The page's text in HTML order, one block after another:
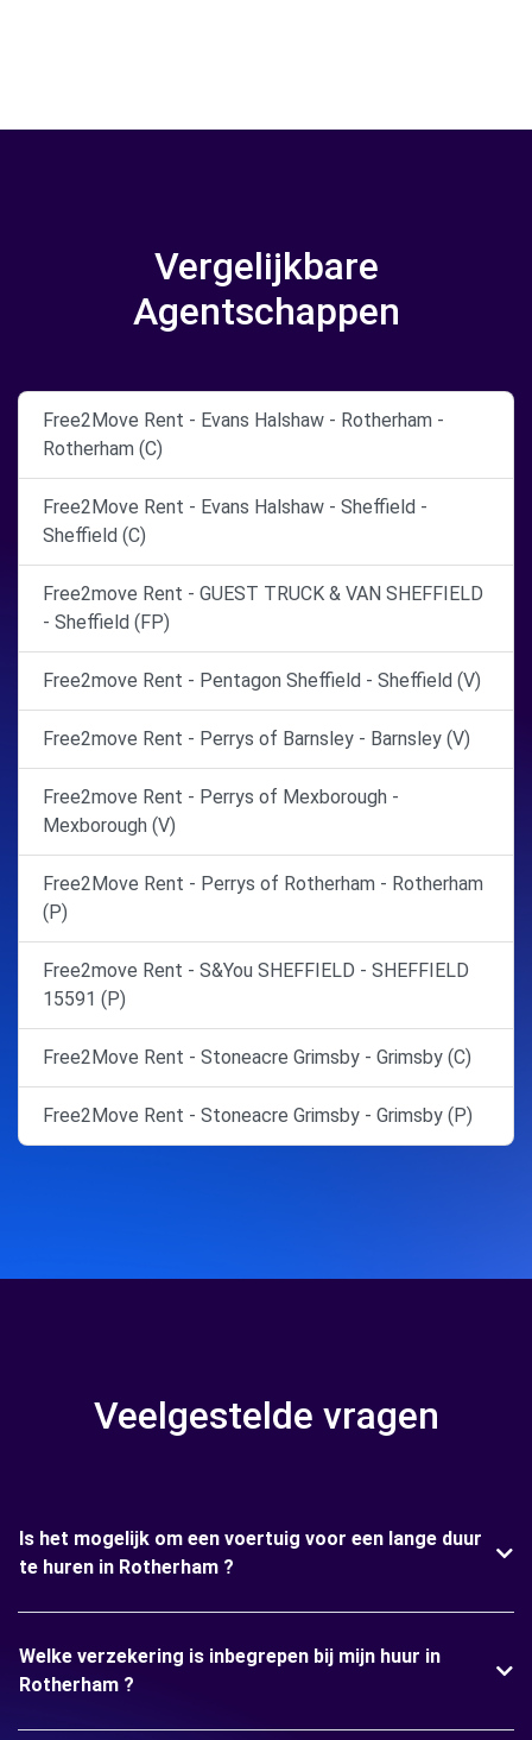
Vergelijkbare
Agentschappen
Free2Move Rent - Evans Halshaw - Rotherham -
Rotherham (C)
Free2Move Rent - Evans Halshaw - Sheffield -
Sheffield (C)
Free2move Rent - GUEST TRUCK & VAN SHEFFIELD
- Sheffield (FP)
Free2move Rent - Pentagon Sheffield - Sheffield (V)
Free2move Rent - Perrys of Barnsley - Barnsley (V)
Free2move Rent - Perrys of Mexborough -
Mexborough (V)
Free2Move Rent - Perrys of Rotherham - Rotherham
(P)
Free2move Rent - S&You SHEFFIELD - SHEFFIELD
15591 (P)
Free2Move Rent - Stoneacre Grimsby - Grimsby (C)
Free2Move Rent - Stoneacre Grimsby - Grimsby (P)
Veelgestelde vragen
Is het mogelijk om een voertuig voor een lange duur
te huren in Rotherham ?
Welke verzekering is inbegrepen bij mijn huur in
Rotherham ?